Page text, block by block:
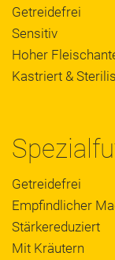
Getreidefrei
Sensitiv
Hoher
Kastriert &
Getreidefrei
Empfindlicher
Stärkereduziert
Mit Kräutern